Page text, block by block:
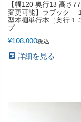
【幅120 奥行13 高さ
変更可能】ラブック
型本棚単行本（奥行１
プ
¥108,000税込
詳細を見る